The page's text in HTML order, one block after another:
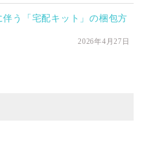
伴う「宅配キット」の梱包方
2026年4月27日